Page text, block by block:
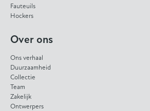
Fauteuils
Hockers
Over ons
Ons verhaal
Duurzaamheid
Collectie
Team
Zakelijk
Ontwerpers